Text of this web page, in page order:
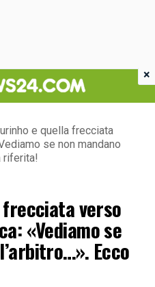
e quella frecciata
se non mandano
riferita!
verso
«Vediamo se
Ecco
×